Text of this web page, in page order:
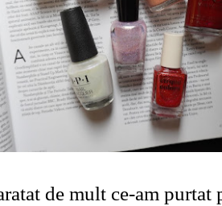
de mult ce-am